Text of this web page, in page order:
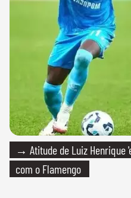
→ Atitude de Luiz Henrique
com o Flamengo